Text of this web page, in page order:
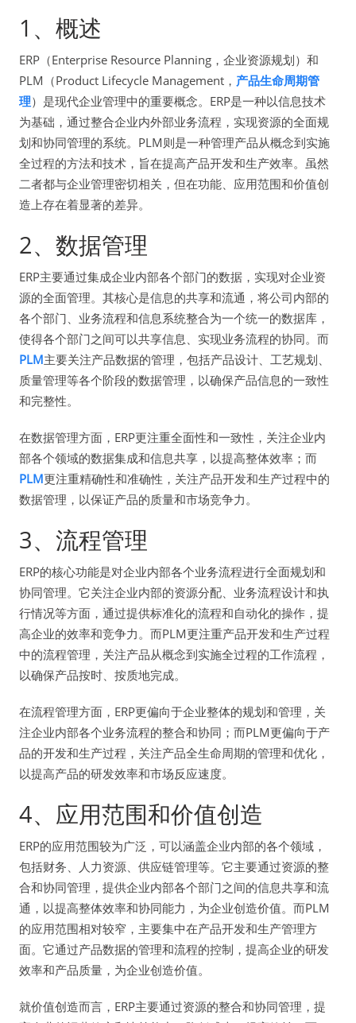
1、概述
ERP（Enterprise Resource Planning，企业资源规划）和
PLM（Product Lifecycle Management， 产品生命周期管
理）是现代企业管理中的重要概念。ERP是一种以信息技术
为基础，通过整合企业内外部业务流程，实现资源的全面规
划和协同管理的系统。PLM则是一种管理产品从概念到实施
全过程的方法和技术，旨在提高产品开发和生产效率。虽然
二者都与企业管理密切相关，但在功能、应用范围和价值创
造上存在着显著的差异。
2、数据管理
ERP主要通过集成企业内部各个部门的数据，实现对企业资
源的全面管理。其核心是信息的共享和流通，将公司内部的
各个部门、业务流程和信息系统整合为一个统一的数据库，
使得各个部门之间可以共享信息、实现业务流程的协同。而
PLM主要关注产品数据的管理，包括产品设计、工艺规划、
质量管理等各个阶段的数据管理，以确保产品信息的一致性
和完整性。
在数据管理方面，ERP更注重全面性和一致性，关注企业内
部各个领域的数据集成和信息共享，以提高整体效率；而
PLM更注重精确性和准确性，关注产品开发和生产过程中的
数据管理，以保证产品的质量和市场竞争力。
3、流程管理
ERP的核心功能是对企业内部各个业务流程进行全面规划和
协同管理。它关注企业内部的资源分配、业务流程设计和执
行情况等方面，通过提供标准化的流程和自动化的操作，提
高企业的效率和竞争力。而PLM更注重产品开发和生产过程
中的流程管理，关注产品从概念到实施全过程的工作流程，
以确保产品按时、按质地完成。
在流程管理方面，ERP更偏向于企业整体的规划和管理，关
注企业内部各个业务流程的整合和协同；而PLM更偏向于产
品的开发和生产过程，关注产品全生命周期的管理和优化，
以提高产品的研发效率和市场反应速度。
4、应用范围和价值创造
ERP的应用范围较为广泛，可以涵盖企业内部的各个领域，
包括财务、人力资源、供应链管理等。它主要通过资源的整
合和协同管理，提供企业内部各个部门之间的信息共享和流
通，以提高整体效率和协同能力，为企业创造价值。而PLM
的应用范围相对较窄，主要集中在产品开发和生产管理方
面。它通过产品数据的管理和流程的控制，提高企业的研发
效率和产品质量，为企业创造价值。
就价值创造而言，ERP主要通过资源的整合和协同管理，提